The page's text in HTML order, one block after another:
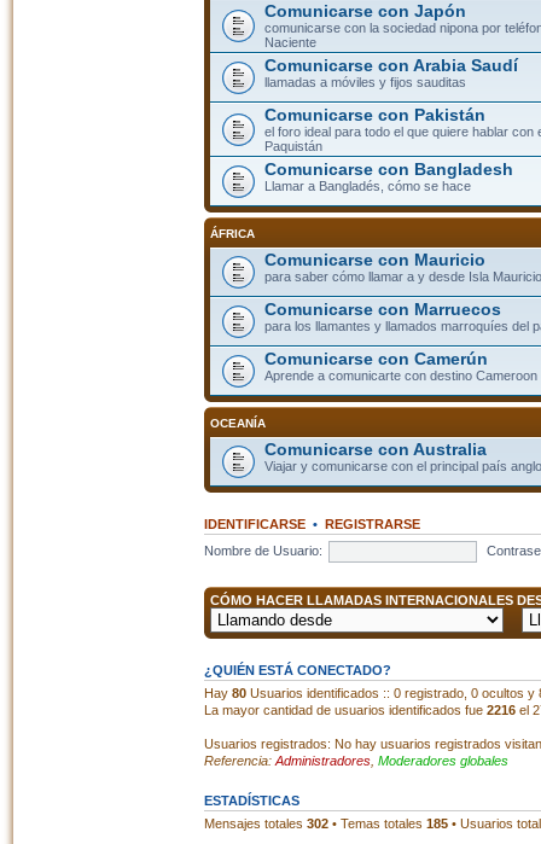
Comunicarse con Japón
comunicarse con la sociedad nipona por
Naciente
Comunicarse con Arabia Saudí
llamadas a móviles y fijos sauditas
Comunicarse con Pakistán
el foro ideal para todo el que quiere hablar con
Paquistán
Comunicarse con Bangladesh
Llamar a Bangladés, cómo se hace
ÁFRICA
Comunicarse con Mauricio
para saber cómo llamar a y desde Isla
Comunicarse con Marruecos
para los llamantes y llamados marroquíes del
Comunicarse con Camerún
Aprende a comunicarte con destino Cameroon
OCEANÍA
Comunicarse con Australia
Viajar y comunicarse con el principal país
IDENTIFICARSE• REGISTRARSE
Nombre de Usuario:
CÓMO HACER LLAMADAS INTERNACIONALES
¿QUIÉN ESTÁ CONECTADO?
Hay 80Usuarios identificados :: 0 registrado, 0 ocultos
La mayor cantidad de usuarios identificados fue 2216el
Usuarios registrados: No hay usuarios registrados
Referencia: Administradores, Moderadores globales
ESTADÍSTICAS
Mensajes totales 302• Temas totales 185• Usuarios